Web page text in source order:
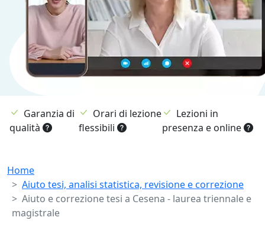
Garanzia di
qualità
Orari di lezione
flessibili
Lezioni in
presenza e online
Breadcrumb
Home
Aiuto tesi, analisi statistica, revisione e correzione
Aiuto e correzione tesi a Cesena - laurea triennale e
magistrale